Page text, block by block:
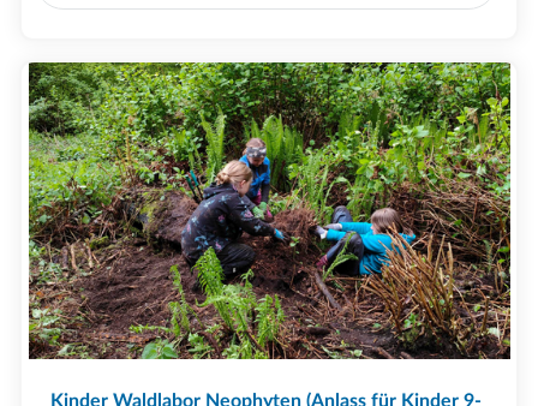
Kinder Waldlabor Neophyten (Anlass für Kinder 9-